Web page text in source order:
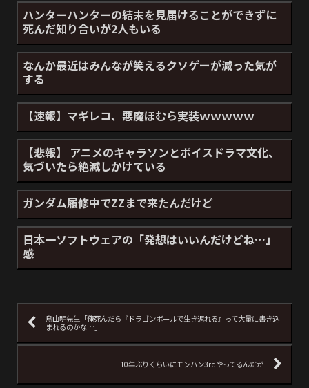
ハンターハンターの結末を見届けることができずに
死んだ知り合いが2人もいる
なんか最近はみんなが笑えるクソゲーが減った気が
する
【速報】マギレコ、悪魔ほむら実装ｗｗｗｗｗ
【悲報】 アニメのキャラソンとボイスドラマ文化、
気づいたら絶滅しかけている
ガンダム履修中でZZまで来たんだけど
日本一ソフトウェアの「発想はいいんだけどね…」
感
鳥山明先生「俺死んだら『ドラゴンボールで生き返れる』って大量に書き込
まれるのかな…」
10年ぶりくらいにモンハン3rdやってるんだが